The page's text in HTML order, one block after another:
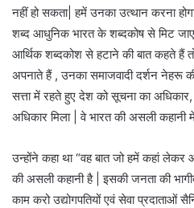
नहीं हो सकता| हमें उनका उत्थान करना
शब्द आधुनिक भारत के शब्दकोष से मिट
आर्थिक शब्दकोश से हटाने की बात कहते हैं
अपनाते हैं , उनका समाजवादी दर्शन नेहरू
सत्ता में रहते हुए देश को सूचना का
अधिकार मिला | वे भारत की असली कहानी में
उन्होंने कहा था “वह बात जो हमें कहां
की असली कहानी है | इसकी जनता की
काम करो उद्योगपतियों एवं सेवा प्रदाताओं